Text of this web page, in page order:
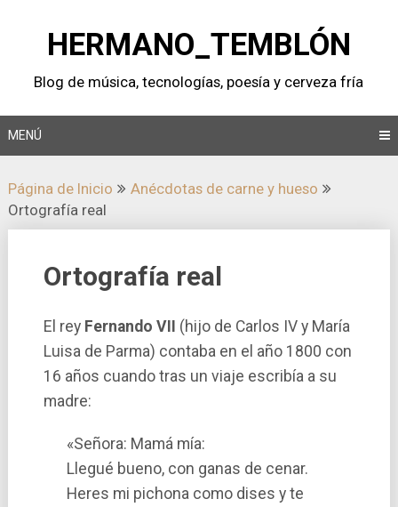
contenidoHERMANO_TEMBLÓN
Blog de música, tecnologí­as, poesí­a y cerveza frí­a
MENÚ
Página de Inicio
Anécdotas de carne y hueso
Ortografí­a real
Ortografí­a real
El rey Fernando VII
(hijo de Carlos IV y Marí­a
Luisa de Parma) contaba en el año 1800 con
16 años cuando tras un viaje escribí­a a su
madre:
«Señora: Mamá mí­a:
Llegué bueno, con ganas de cenar.
Heres mi pichona como dises y te